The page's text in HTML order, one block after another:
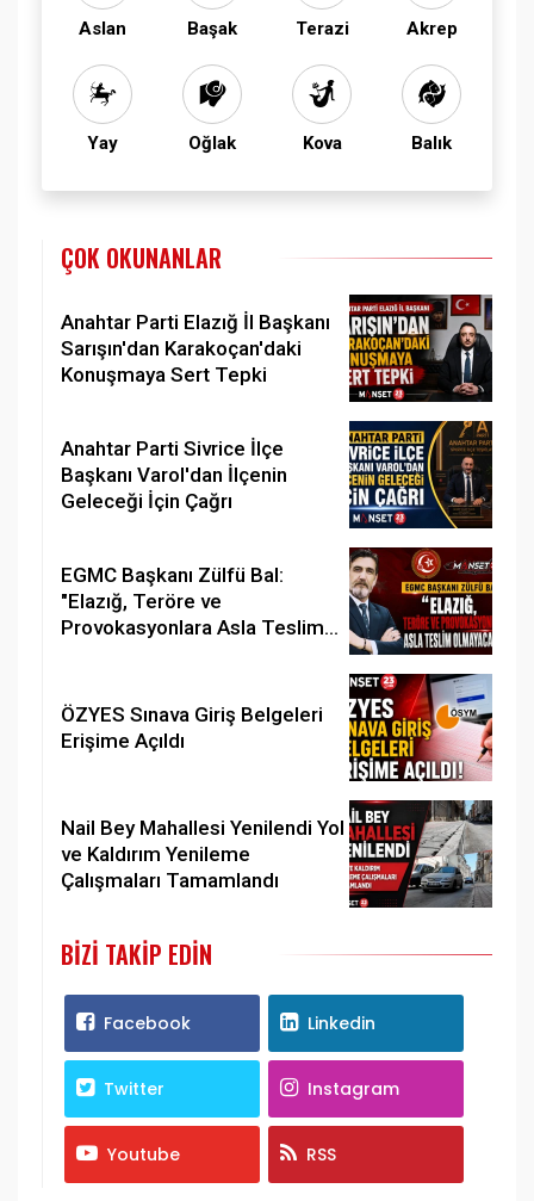
Aslan Başak Terazi Akrep
Yay Oğlak Kova Balık
ÇOK OKUNANLAR
Anahtar Parti Elazığ İl Başkanı
Sarışın'dan Karakoçan'daki
Konuşmaya Sert Tepki
Anahtar Parti Sivrice İlçe
Başkanı Varol'dan İlçenin
Geleceği İçin Çağrı
EGMC Başkanı Zülfü Bal:
"Elazığ, Teröre ve
Provokasyonlara Asla Teslim
ÖZYES Sınava Giriş Belgeleri
Erişime Açıldı
Nail Bey Mahallesi Yenilendi Yol
ve Kaldırım Yenileme
Çalışmaları Tamamlandı
BIZI TAKIP EDIN
Facebook Linkedin
Twitter Instagram
Youtube RSS